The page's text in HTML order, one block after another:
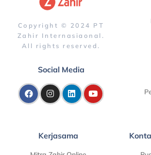
Copyright © 2024 PT
Zahir Internasiaonal.
All rights reserved.
Social Media
Kerjasama